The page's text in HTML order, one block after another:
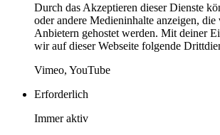
Durch das Akzeptieren dieser Dienste
oder andere Medieninhalte anzeigen, die
Anbietern gehostet werden. Mit deiner
wir auf dieser Webseite folgende
Vimeo, YouTube
Erforderlich
Immer aktiv